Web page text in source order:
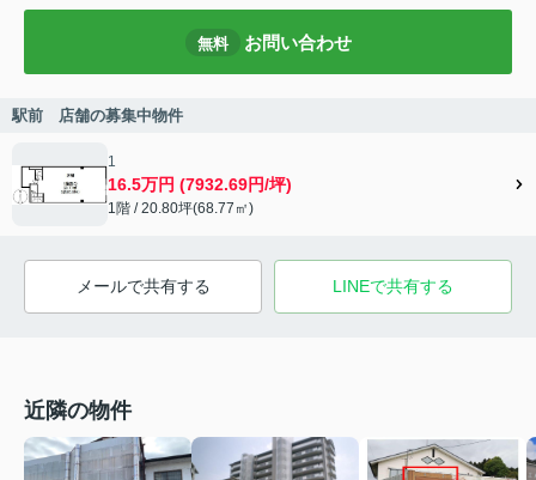
無料 お問い合わせ
駅前 店舗の募集中物件
1
16.5万円 (7932.69円/坪)
1階 / 20.80坪(68.77㎡)
メールで共有する LINEで共有する
近隣の物件